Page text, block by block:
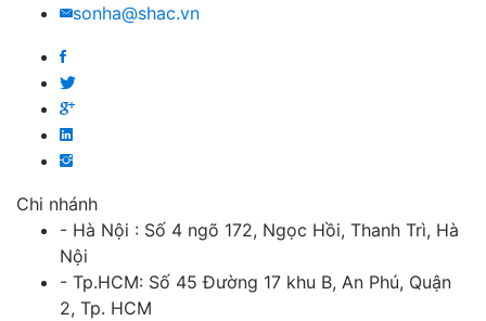
sonha@shac.vn
Chi nhánh
- Hà Nội : Số 4 ngõ 172, Ngọc Hồi, Thanh Trì, Hà
Nội
- Tp.HCM: Số 45 Đường 17 khu B, An Phú, Quận
2, Tp. HCM